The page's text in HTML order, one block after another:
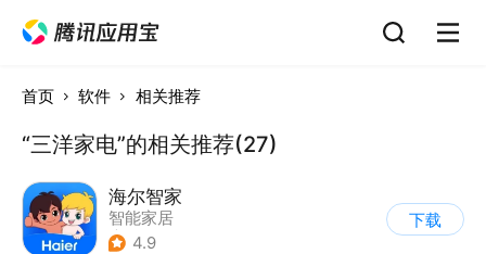
首页 软件 相关推荐
“三洋家电”的相关推荐(27)
海尔智家
智能家居
| 数码家电商城
4.9
下载